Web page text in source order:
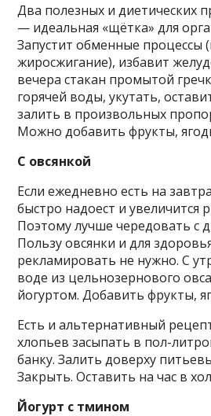
Два полезных и диетических
— идеальная «щётка» для
Запустит обменные процессы
жиросжигание), избавит
вечера стакан промытой
горячей воды, укутать,
залить в произвольных
Можно добавить фрукты,
С овсянкой
Если ежедневно есть на
быстро надоест и увеличится
Поэтому лучше чередовать с
Пользу овсянки и для
рекламировать не нужно. С
воде из цельнозернового
йогуртом. Добавить фрукты,
Есть и альтернативный
хлопьев засыпать в пол-
банку. Залить доверху
Закрыть. Оставить на час в
Йогурт с тмином